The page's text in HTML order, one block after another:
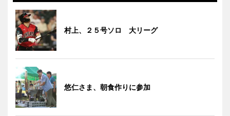
村上、２５号ソロ 大リーグ
悠仁さま、朝食作りに参加